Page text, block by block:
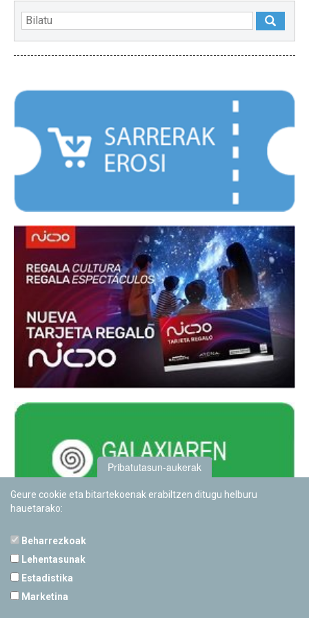
Pribatutasun-aukerak
Geure cookie eta bitartekoenak erabiltzen ditugu helburu
hauetarako:
Beharrezkoak
Lehentasunak
Estadistika
Marketina